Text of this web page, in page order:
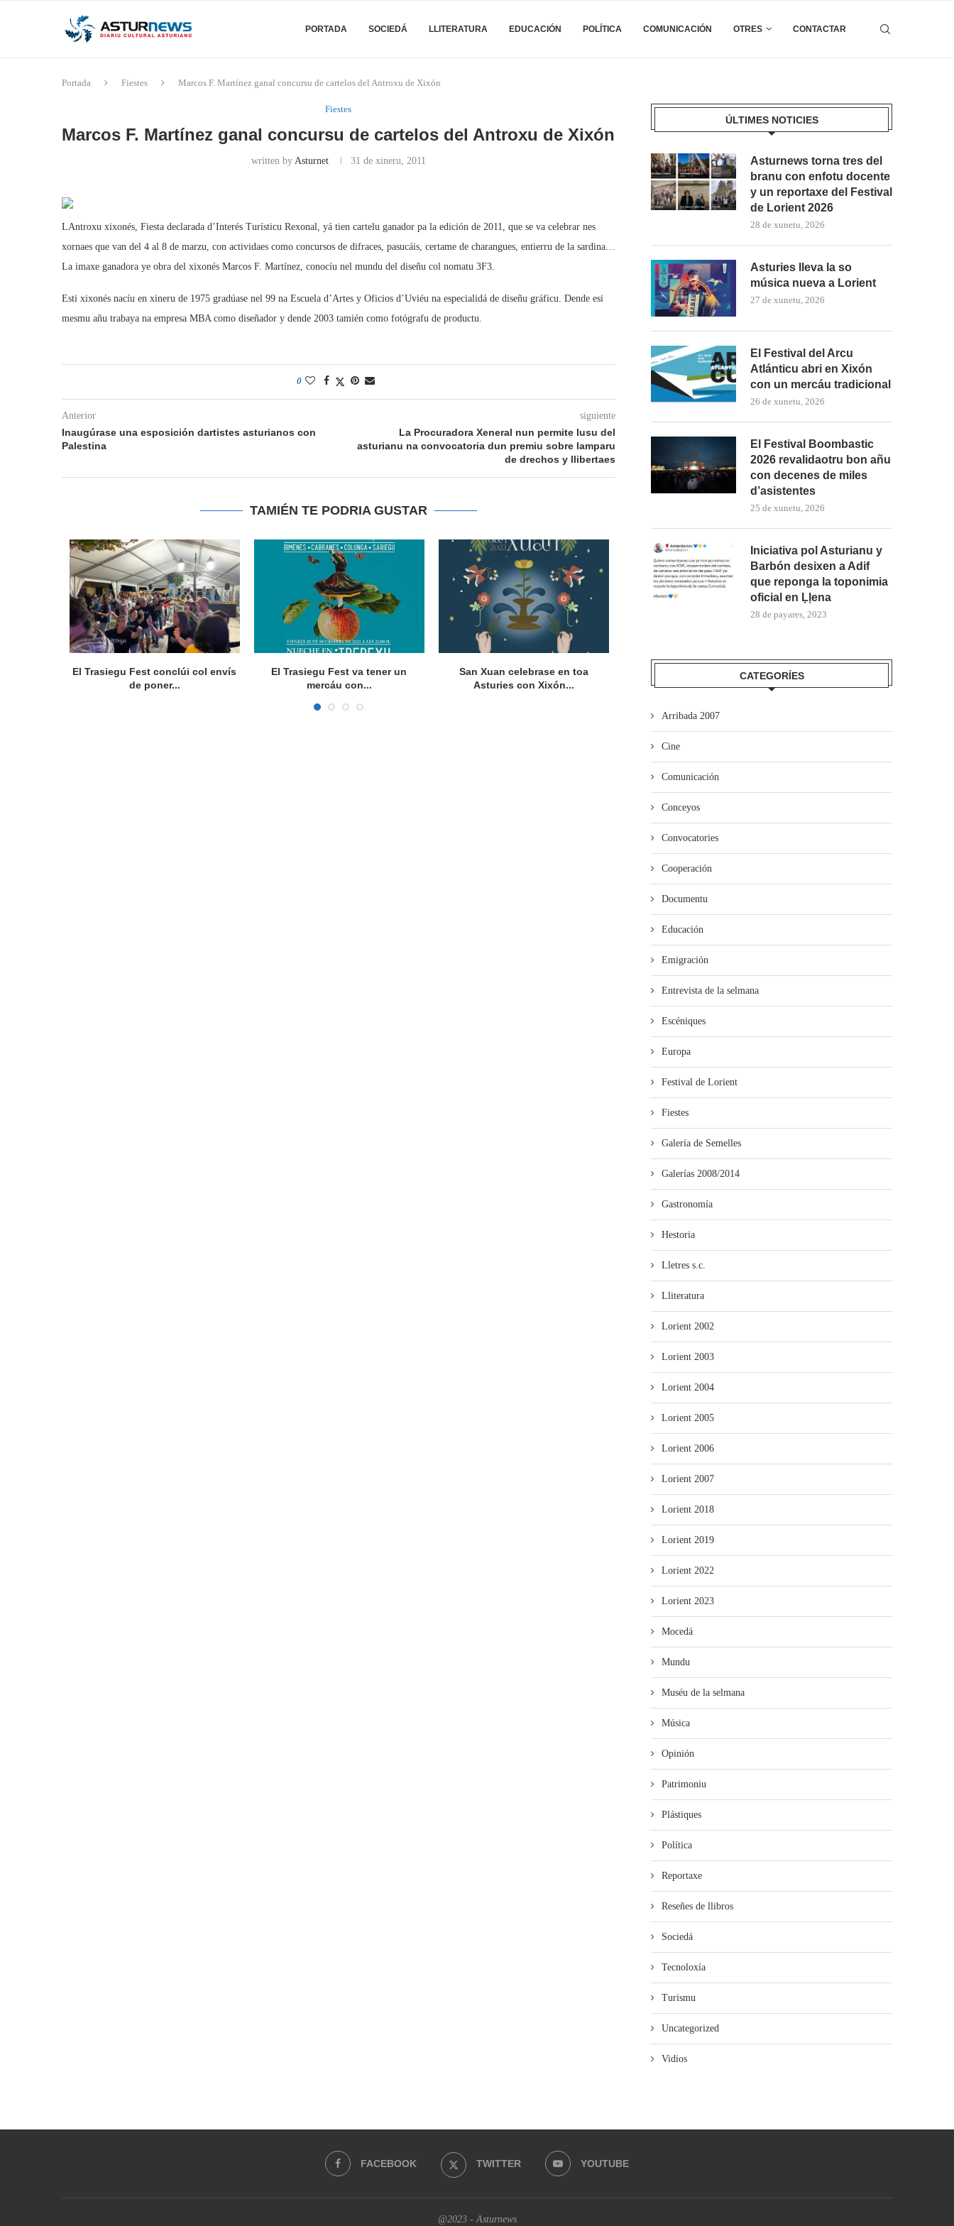
PORTADA SOCIEDÁ LLITERATURA EDUCACIÓN POLÍTICA COMUNICACIÓN OTRES CONTACTAR
Portada Fiestes Marcos F. Martínez ganal concursu de cartelos del Antroxu de Xixón
Fiestes
Marcos F. Martínez ganal concursu de cartelos del Antroxu de Xixón
written by Asturnet 31 de xineru, 2011
LAntroxu xixonés, Fiesta declarada d’Interés Turísticu Rexonal, yá tien cartelu ganador pa la edición de 2011, que se va celebrar nes
xornaes que van del 4 al 8 de marzu, con actividaes como concursos de difraces, pasucáis, certame de charangues, entierru de la sardina…
La imaxe ganadora ye obra del xixonés Marcos F. Martínez, conocíu nel mundu del diseñu col nomatu 3F3.
Esti xixonés nacíu en xineru de 1975 gradúase nel 99 na Escuela d’Artes y Oficios d’Uviéu na especialidá de diseñu gráficu. Dende esi
mesmu añu trabaya na empresa MBA como diseñador y dende 2003 tamién como fotógrafu de productu.
0
Anterior
Inaugúrase una esposición dartistes asturianos con
Palestina
siguiente
La Procuradora Xeneral nun permite lusu del
asturianu na convocatoria dun premiu sobre lamparu
de drechos y llibertaes
TAMIÉN TE PODRIA GUSTAR
El Trasiegu Fest conclúi col envís
de poner...
El Trasiegu Fest va tener un
mercáu con...
San Xuan celebrase en toa
Asturies con Xixón...
Vuelven los Taragaños del Cofrade
a Uviéu
programación especial
ÚLTIMES NOTICIES
Asturnews torna tres del
branu con enfotu docente
y un reportaxe del Festival
de Lorient 2026
28 de xunetu, 2026
Asturies lleva la so
música nueva a Lorient
27 de xunetu, 2026
El Festival del Arcu
Atlánticu abri en Xixón
con un mercáu tradicional
26 de xunetu, 2026
El Festival Boombastic
2026 revalidaotru bon añu
con decenes de miles
d’asistentes
25 de xunetu, 2026
Iniciativa pol Asturianu y
Barbón desixen a Adif
que reponga la toponimia
oficial en Ḷḷena
28 de payares, 2023
CATEGORÍES
Arribada 2007
Cine
Comunicación
Conceyos
Convocatories
Cooperación
Documentu
Educación
Emigración
Entrevista de la selmana
Escéniques
Europa
Festival de Lorient
Fiestes
Galería de Semelles
Galerías 2008/2014
Gastronomía
Hestoria
Lletres s.c.
Lliteratura
Lorient 2002
Lorient 2003
Lorient 2004
Lorient 2005
Lorient 2006
Lorient 2007
Lorient 2018
Lorient 2019
Lorient 2022
Lorient 2023
Mocedá
Mundu
Muséu de la selmana
Música
Opinión
Patrimoniu
Plástiques
Política
Reportaxe
Reseñes de llibros
Sociedá
Tecnoloxía
Turismu
Uncategorized
Vidios
FACEBOOK TWITTER YOUTUBE
@2023 - Asturnews